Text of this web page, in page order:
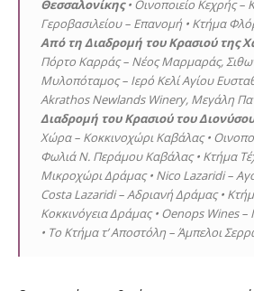
Θεσσαλονίκης• Οινοποιείο Κεχρής –
Γεροβασιλείου – Επανομή • Κτήμα
Από τη Διαδρομή του Κρασιού της
Πόρτο Καρράς – Νέος Μαρμαράς,
Μυλοπόταμος – Ιερό Κελί Αγίου
Akrathos Newlands Winery, Μεγάλη
Διαδρομή του Κρασιού του Διονύσου
Χώρα – Κοκκινοχώρι Καβάλας •
Φωλιά Ν. Περάμου Καβάλας • Κτήμα
Μικροχώρι Δράμας • Nico Lazaridi –
Costa Lazaridi – Αδριανή Δράμας •
Κοκκινόγεια Δράμας • Oenops Wines
• Το Κτήμα τ’ Αποστόλη – Άμπελοι